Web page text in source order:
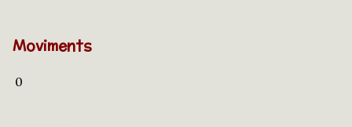
Moviments
0